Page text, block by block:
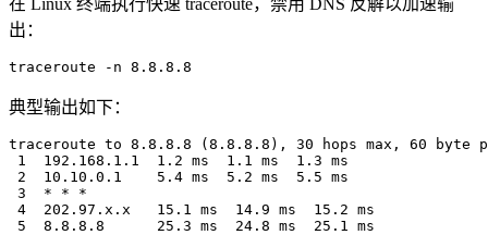
出：
traceroute -n 8.8.8.8
典型输出如下：
traceroute to 8.8.8.8 (8.8.8.8), 30 hops max, 60 byte
1  192.168.1.1  1.2 ms  1.1 ms  1.3 ms
2  10.10.0.1    5.4 ms  5.2 ms  5.5 ms
3  * * *
4  202.97.x.x   15.1 ms  14.9 ms  15.2 ms
5  8.8.8.8      25.3 ms  24.8 ms  25.1 ms